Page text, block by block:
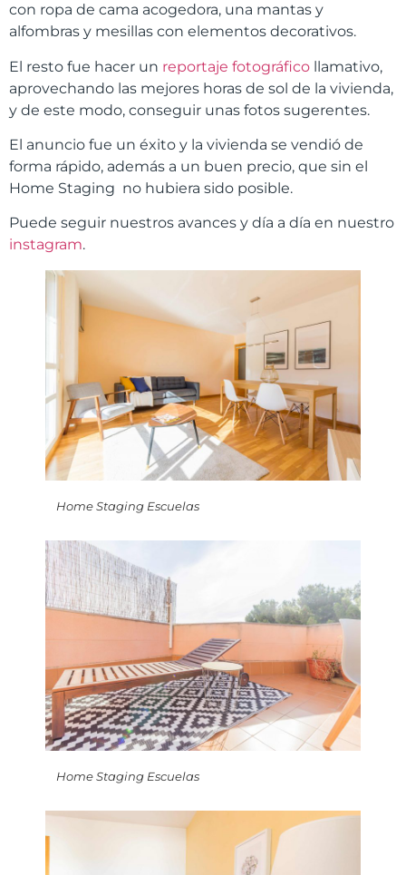
con ropa de cama acogedora, una mantas y
alfombras y mesillas con elementos decorativos.
El resto fue hacer un reportaje fotográfico llamativo,
aprovechando las mejores horas de sol de la vivienda,
y de este modo, conseguir unas fotos sugerentes.
El anuncio fue un éxito y la vivienda se vendió de
forma rápido, además a un buen precio, que sin el
Home Staging no hubiera sido posible.
Puede seguir nuestros avances y día a día en nuestro
instagram.
Home Staging Escuelas
Home Staging Escuelas